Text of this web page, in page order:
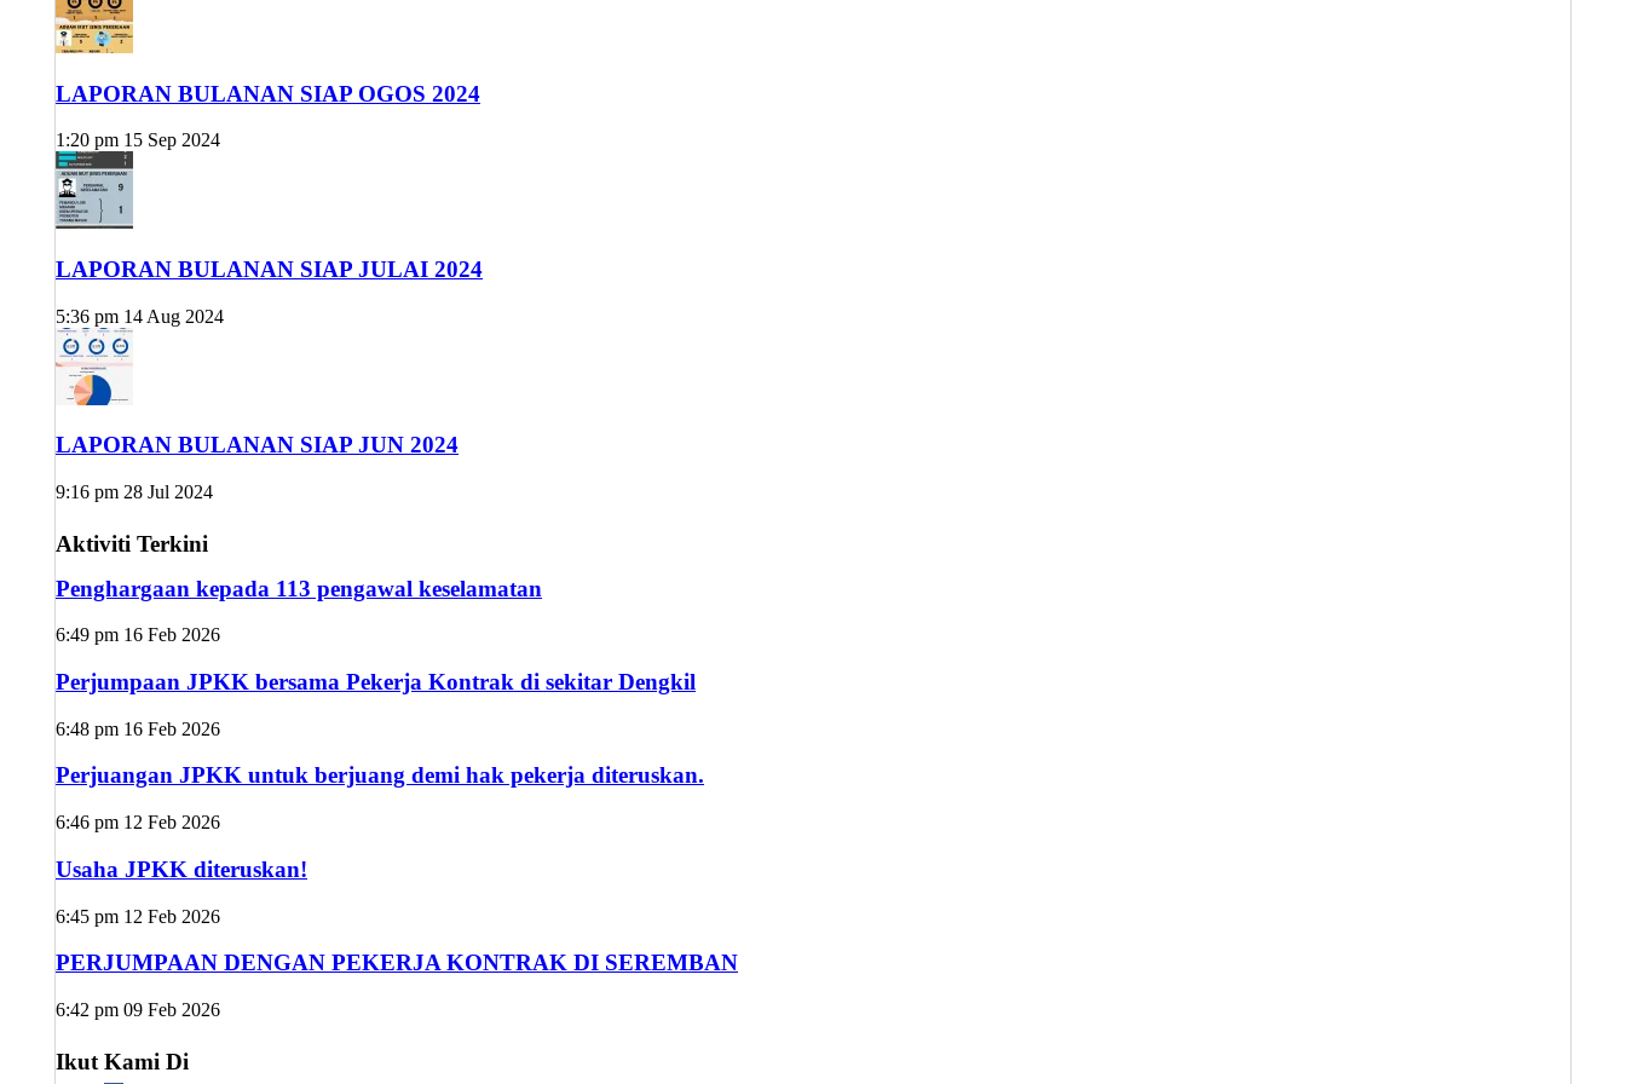
LAPORAN BULANAN SIAP OGOS 2024
1:20 pm 15 Sep 2024
LAPORAN BULANAN SIAP JULAI 2024
5:36 pm 14 Aug 2024
LAPORAN BULANAN SIAP JUN 2024
9:16 pm 28 Jul 2024
Aktiviti Terkini
Penghargaan kepada 113 pengawal keselamatan
6:49 pm 16 Feb 2026
Perjumpaan JPKK bersama Pekerja Kontrak di sekitar Dengkil
6:48 pm 16 Feb 2026
Perjuangan JPKK untuk berjuang demi hak pekerja diteruskan.
6:46 pm 12 Feb 2026
Usaha JPKK diteruskan!
6:45 pm 12 Feb 2026
PERJUMPAAN DENGAN PEKERJA KONTRAK DI SEREMBAN
6:42 pm 09 Feb 2026
Ikut Kami Di